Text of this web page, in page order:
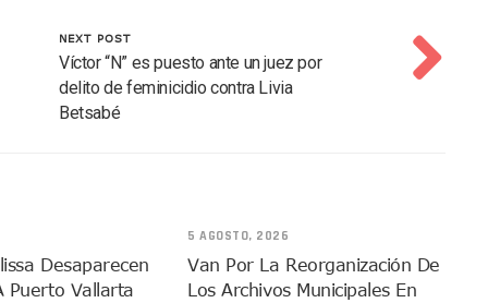
Asegura Lugar En El Panamericano De Lima
Vallarta Con Capacidad Para 130 Pasajeros C/u
Tradicionales Paseadas 2026 De Las Palmas
Del Mundial 2026 Entre España Y Argentina
En Playa De Guayabitos; Investigan Origen Del Fenómeno
Zapopan 2026 En El Centro Acuático
NEXT POST
Víctor “N” es puesto ante un juez por
delito de feminicidio contra Livia
Betsabé
Desaparecen
Puerto Vallarta
5 AGOSTO, 2026
Van Por La Reorganización De
Los Archivos Municipales En